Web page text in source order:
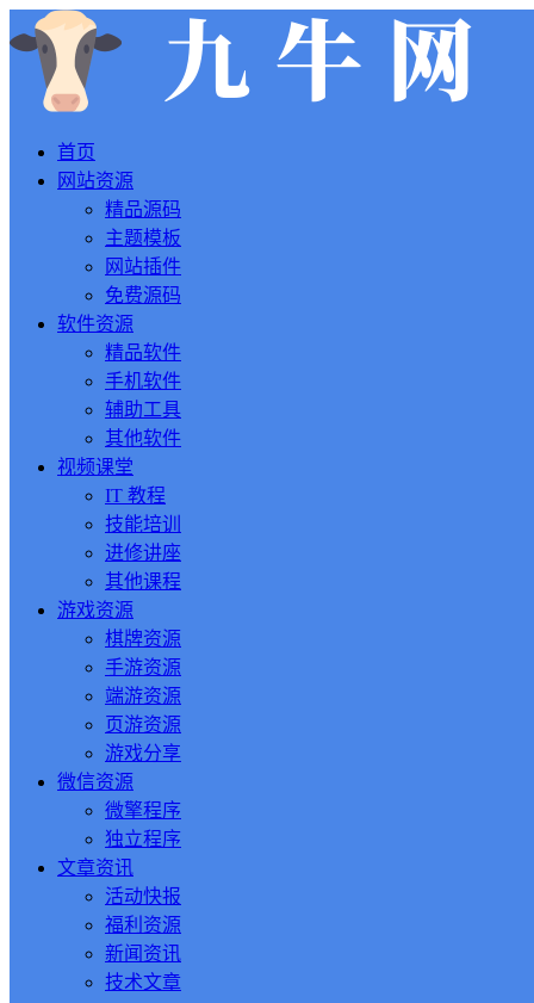
首页
网站资源
精品源码
主题模板
网站插件
免费源码
软件资源
精品软件
手机软件
辅助工具
其他软件
视频课堂
IT 教程
技能培训
进修讲座
其他课程
游戏资源
棋牌资源
手游资源
端游资源
页游资源
游戏分享
微信资源
微擎程序
独立程序
文章资讯
活动快报
福利资源
新闻资讯
技术文章